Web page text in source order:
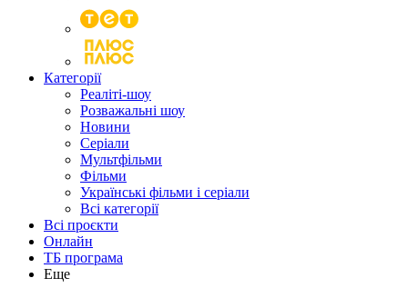
Категорії
Реаліті-шоу
Розважальні шоу
Новини
Серіали
Мультфільми
Фільми
Українські фільми і серіали
Всі категорії
Всі проєкти
Онлайн
ТБ програма
Еще